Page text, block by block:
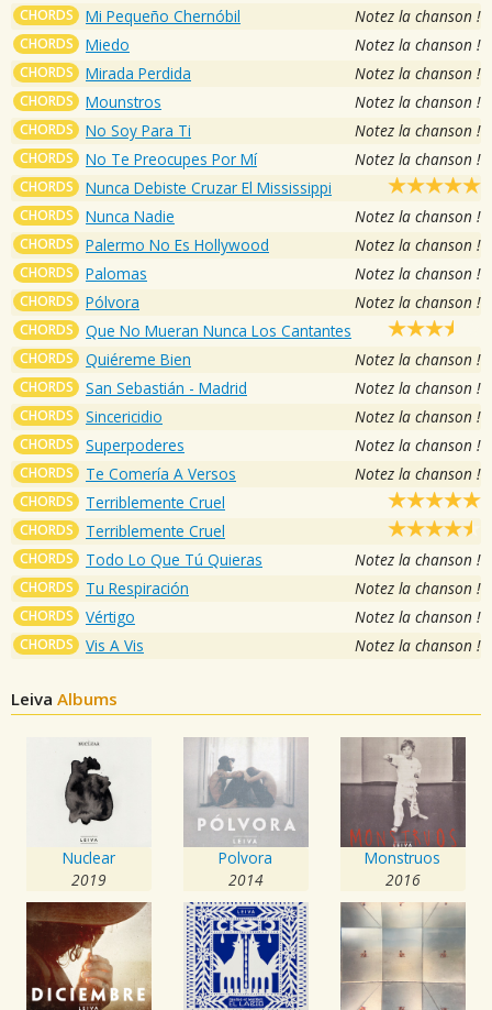
CHORDS Mi Pequeño Chernóbil Notez la chanson !
CHORDS Miedo Notez la chanson !
CHORDS Mirada Perdida Notez la chanson !
CHORDS Mounstros Notez la chanson !
CHORDS No Soy Para Ti Notez la chanson !
CHORDS No Te Preocupes Por Mí Notez la chanson !
CHORDS Nunca Debiste Cruzar El Mississippi
CHORDS Nunca Nadie Notez la chanson !
CHORDS Palermo No Es Hollywood Notez la chanson !
CHORDS Palomas Notez la chanson !
CHORDS Pólvora Notez la chanson !
CHORDS Que No Mueran Nunca Los Cantantes
CHORDS Quiéreme Bien Notez la chanson !
CHORDS San Sebastián - Madrid Notez la chanson !
CHORDS Sincericidio Notez la chanson !
CHORDS Superpoderes Notez la chanson !
CHORDS Te Comería A Versos Notez la chanson !
CHORDS Terriblemente Cruel
CHORDS Terriblemente Cruel
CHORDS Todo Lo Que Tú Quieras Notez la chanson !
CHORDS Tu Respiración Notez la chanson !
CHORDS Vértigo Notez la chanson !
CHORDS Vis A Vis Notez la chanson !
Leiva Albums
Nuclear
2019
Polvora
2014
Monstruos
2016